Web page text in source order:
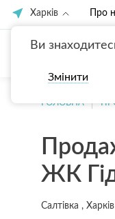
Харків
Ви
Змінити
Про
ГОЛОВНА
ЖК
Салтівка , Харків